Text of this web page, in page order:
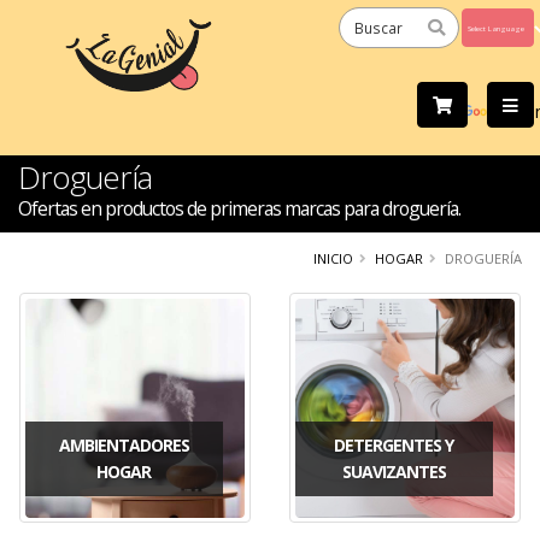
by
Droguería
Ofertas en productos de primeras marcas para droguería.
INICIO HOGAR DROGUERÍA
AMBIENTADORES
HOGAR
DETERGENTES Y
SUAVIZANTES